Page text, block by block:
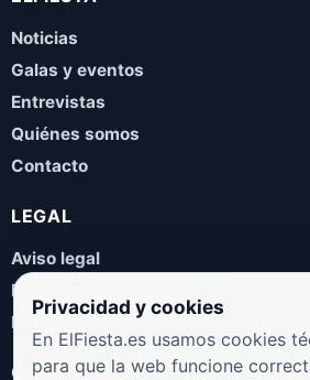
Noticias
Galas y eventos
Entrevistas
Quiénes somos
Contacto
LEGAL
Aviso legal
Política de privacidad
Política de cookies
COLABORA
Privacidad y cookies
En ElFiesta.es usamos cookies
para que la web funcione